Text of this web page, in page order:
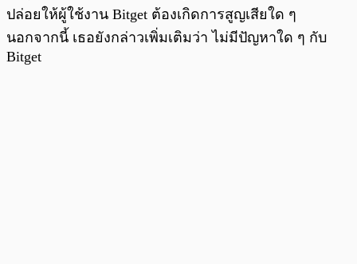
ปล่อยให้ผู้ใช้งาน Bitget ต้องเกิดการสูญเสียใด ๆ
นอกจากนี้ เธอยังกล่าวเพิ่มเติมว่า ไม่มีปัญหาใด ๆ กับ
Bitget